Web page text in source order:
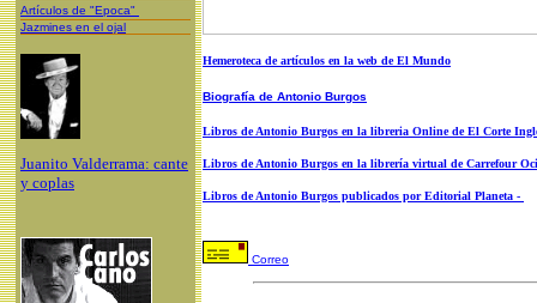
Artículos de "Epoca"
Jazmines en el ojal
Juanito Valderrama: cante
y coplas
Hemeroteca de artículos en la web de El Mundo
Biografía de Antonio Burgos
Libros de Antonio Burgos en la libreria Online de El Corte
Libros de Antonio Burgos en la librería virtual de Carrefour
Libros de Antonio Burgos publicados por Editorial Planeta -
Correo